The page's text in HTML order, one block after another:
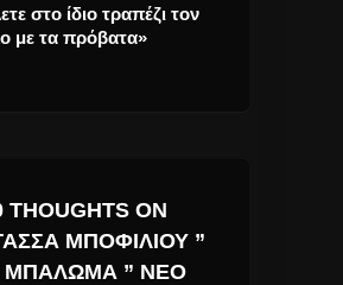
στο ίδιο τραπέζι τον
τα πρόβατα»
THOUGHTS ON
ΜΠΟΦΊΛΙΟΥ ”
ΜΠΆΛΩΜΑ ” ΝΈΟ